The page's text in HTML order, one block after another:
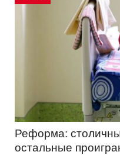
Реформа:
остальные